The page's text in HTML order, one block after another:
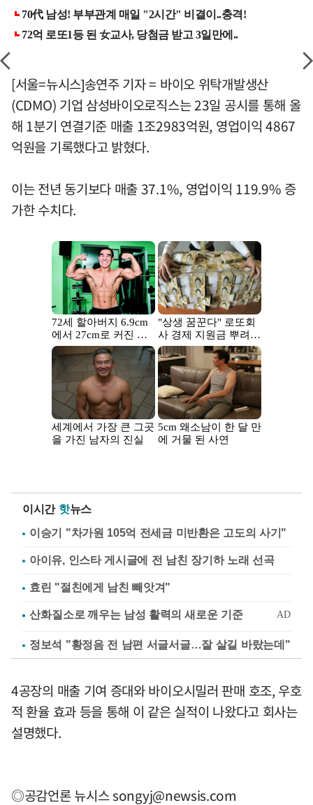
[서울=뉴시스]송연주 기자 = 바이오 위탁개발생산
(CDMO) 기업 삼성바이오로직스는 23일 공시를 통해 올
해 1분기 연결기준 매출 1조2983억원, 영업이익 4867
억원을 기록했다고 밝혔다.
이는 전년 동기보다 매출 37.1%, 영업이익 119.9% 증
가한 수치다.
이시간 핫뉴스
이승기 "차가원 105억 전세금 미반환은 고도의 사기"
아이유, 인스타 게시글에 전 남친 장기하 노래 선곡
효린 "절친에게 남친 빼앗겨"
정보석 "황정음 전 남편 서글서글…잘 살길 바랐는데"
4공장의 매출 기여 증대와 바이오시밀러 판매 호조, 우호
적 환율 효과 등을 통해 이 같은 실적이 나왔다고 회사는
설명했다.
◎공감언론 뉴시스songyj@newsis.com